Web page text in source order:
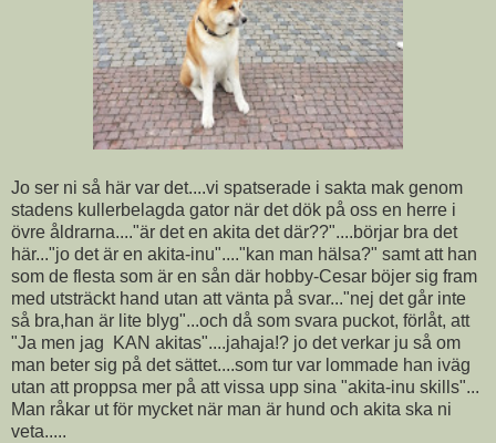
Jo ser ni så här var det....vi spatserade i sakta mak genom
stadens kullerbelagda gator när det dök på oss en herre i
övre åldrarna...."är det en akita det där??"....börjar bra det
här..."jo det är en akita-inu"...."kan man hälsa?" samt att han
som de flesta som är en sån där hobby-Cesar böjer sig fram
med utsträckt hand utan att vänta på svar..."nej det går inte
så bra,han är lite blyg"...och då som svara puckot, förlåt, att
"Ja men jag KAN akitas"....jahaja!? jo det verkar ju så om
man beter sig på det sättet....som tur var lommade han iväg
utan att proppsa mer på att vissa upp sina "akita-inu skills"...
Man råkar ut för mycket när man är hund och akita ska ni
veta.....